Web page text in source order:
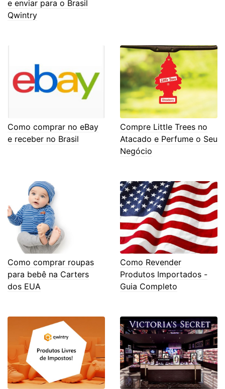
e enviar para o Brasil
Qwintry
Como comprar no eBay
e receber no Brasil
Compre Little Trees no
Atacado e Perfume o Seu
Negócio
Como comprar roupas
para bebê na Carters
dos EUA
Como Revender
Produtos Importados -
Guia Completo